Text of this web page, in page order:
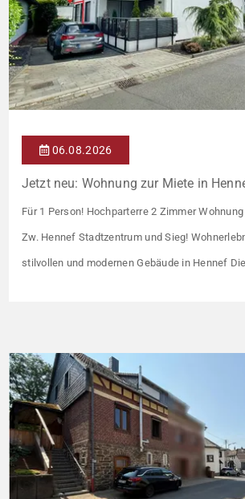
06.08.2026
Jetzt neu: Wohnung zur Miete in
Für 1 Person! Hochparterre 2 Zimmer
Zw. Hennef Stadtzentrum und Sieg!
stilvollen und modernen Gebäude in Hennef
Bodentiefe, dreifach verglaste Fensterfronten
Modern gefliestes Badezimmer mit großem
Beheizung über eine […]